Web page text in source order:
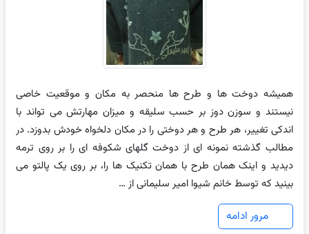
همیشه دوخت ها و طرح ها منحصر به مکان و موقعیت خاصی
نیستند و سوزن دوز بر حسب سلیقه و میزان مهارتش می تواند با
اندکی تغییر، هر طرح و هر دوختی را در مکان دلخواه خودش بدوزد. در
مطالب گذشته نمونه ای از دوخت گلهای شکوفه ای را بر روی ترمه
دیدید و اینک همان طرح با همان تکنیک ها را، بر روی یک پالتو می
بینید که توسط خانم شیوا امیر سلیمانی از …
مرور ادامه